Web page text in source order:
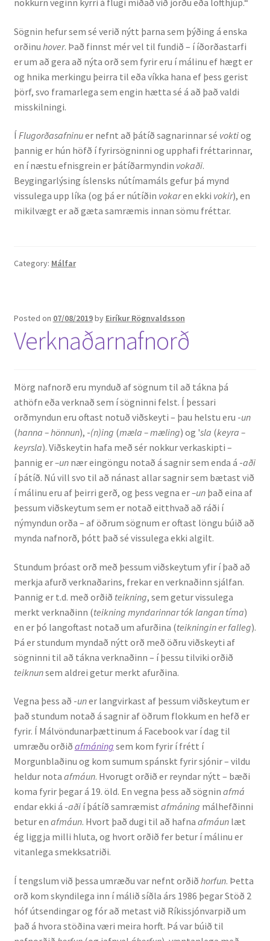
Sögnin hefur sem sé verið nýtt þarna sem þýðing á enska
orðinu hover. Það finnst mér vel til fundið – í íðorðastarfi
er um að gera að nýta orð sem fyrir eru í málinu ef hægt er
og hnika merkingu þeirra til eða víkka hana ef þess gerist
þörf, svo framarlega sem engin hætta sé á að það valdi
misskilningi.
Í Flugorðasafninuer nefnt að þátíð sagnarinnar sé voktiog
þannig er hún höfð í fyrirsögninni og upphafi fréttarinnar,
en í næstu efnisgrein er þátíðarmyndin vokaði.
Beygingarlýsing íslensks nútímamáls gefur þá mynd
vissulega upp líka (og þá er nútíðin vokaren ekki vokir), en
mikilvægt er að gæta samræmis innan sömu fréttar.
Category: Málfar
Posted on 07/08/2019by Eiríkur Rögnvaldsson
Verknaðarnafnorð
Mörg nafnorð eru mynduð af sögnum til að tákna þá
athöfn eða verknað sem í sögninni felst. Í þessari
orðmyndun eru oftast notuð viðskeyti – þau helstu eru -un
(hanna – hönnun), -(n)ing (mæla – mæling) og 'sla (keyra –
keyrsla). Viðskeytin hafa með sér nokkur verkaskipti –
þannig er–unnær eingöngu notað á sagnir sem enda á -aði
í þátíð. Nú vill svo til að nánast allar sagnir sem bætast við
í málinu eru af þeirri gerð, og þess vegna er–unþað eina af
þessum viðskeytum sem er notað eitthvað að ráði í
nýmyndun orða – af öðrum sögnum er oftast löngu búið að
mynda nafnorð, þótt það sé vissulega ekki algilt.
Stundum þróast orð með þessum viðskeytum yfir í það að
merkja afurð verknaðarins, frekar en verknaðinn sjálfan.
Þannig er t.d. með orðið teikning, sem getur vissulega
merkt verknaðinn (teikning myndarinnar tók langan tíma)
en er þó langoftast notað um afurðina (teikningin er falleg).
Þá er stundum myndað nýtt orð með öðru viðskeyti af
sögninni til að tákna verknaðinn – í þessu tilviki orðið
teiknunsem aldrei getur merkt afurðina.
Vegna þess að -uner langvirkast af þessum viðskeytum er
það stundum notað á sagnir af öðrum flokkum en hefð er
fyrir. Í Málvöndunarþættinum á Facebook var í dag til
umræðu orðið afmáning sem kom fyrir í frétt í
Morgunblaðinu og kom sumum spánskt fyrir sjónir – vildu
heldur nota afmáun. Hvorugt orðið er reyndar nýtt – bæði
koma fyrir þegar á 19. öld. En vegna þess að sögnin afmá
endar ekki á -aðií þátíð samræmist afmáning málhefðinni
betur en afmáun. Hvort það dugi til að hafna afmáunlæt
ég liggja milli hluta, og hvort orðið fer betur í málinu er
vitanlega smekksatriði.
Í tengslum við þessa umræðu var nefnt orðið horfun. Þetta
orð kom skyndilega inn í málið síðla árs 1986 þegar Stöð 2
hóf útsendingar og fór að metast við Ríkissjónvarpið um
það á hvora stöðina væri meira horft. Þá var búið til